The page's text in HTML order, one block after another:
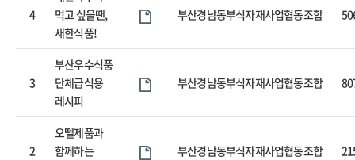
4
먹고 싶을땐,
새한식품!
부산경남동부식자재사업협동조합
3
부산우수식품
단체급식용
레시피
부산경남동부식자재사업협동조합
2
오뗄제품과
함께하는
부산경남동부식자재사업협동조합